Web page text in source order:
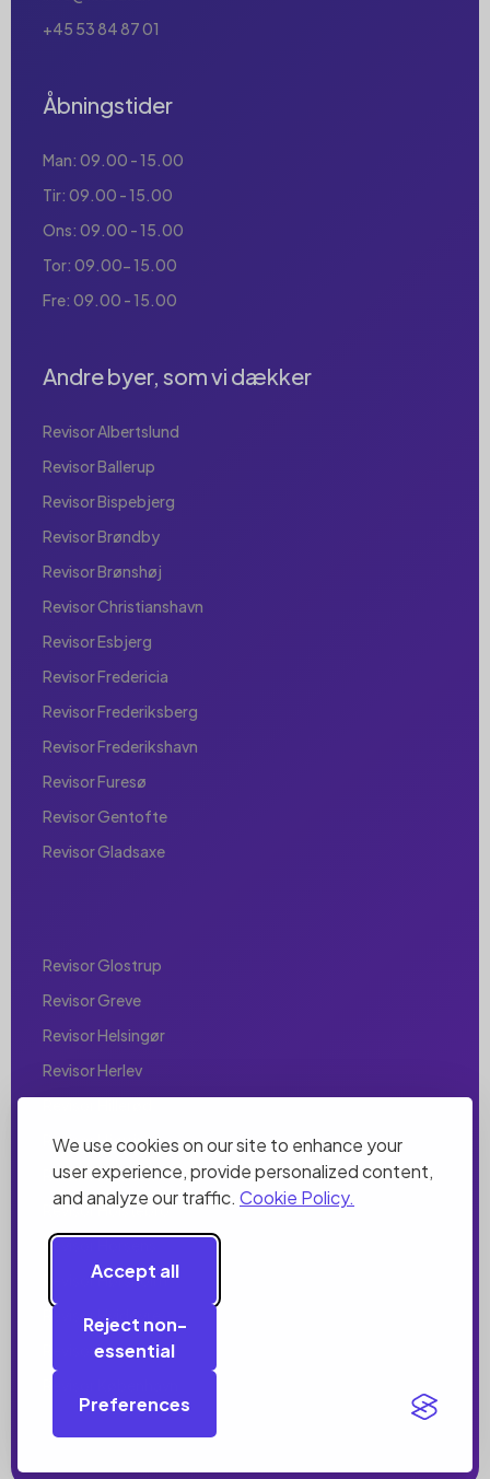
We use cookies on our site to enhance your
user experience, provide personalized content,
and analyze our traffic. Cookie Policy.
Accept all
Reject non-
essential
Preferences
+45 53 84 87 01
Åbningstider
Man: 09.00 - 15.00
Tir: 09.00 - 15.00
Ons: 09.00 - 15.00
Tor: 09.00- 15.00
Fre: 09.00 - 15.00
Andre byer, som vi dækker
Revisor Albertslund
Revisor Ballerup
Revisor Bispebjerg
Revisor Brøndby
Revisor Brønshøj
Revisor Christianshavn
Revisor Esbjerg
Revisor Fredericia
Revisor Frederiksberg
Revisor Frederikshavn
Revisor Furesø
Revisor Gentofte
Revisor Gladsaxe
Revisor Glostrup
Revisor Greve
Revisor Helsingør
Revisor Herlev
Revisor Hjørring
Revisor Holbæk
Revisor Holstebro
Revisor Horsens
Revisor Hørsholm
Revisor Hvidovre
Revisor Ishøj